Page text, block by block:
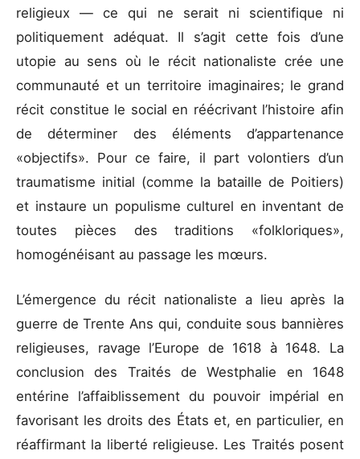
religieux — ce qui ne serait ni scientifique ni
politiquement adéquat. Il s’agit cette fois d’une
utopie au sens où le récit nationaliste crée une
communauté et un territoire imaginaires; le grand
récit constitue le social en réécrivant l’histoire afin
de déterminer des éléments d’appartenance
«objectifs». Pour ce faire, il part volontiers d’un
traumatisme initial (comme la bataille de Poitiers)
et instaure un populisme culturel en inventant de
toutes pièces des traditions «folkloriques»,
homogénéisant au passage les mœurs.
L’émergence du récit nationaliste a lieu après la
guerre de Trente Ans qui, conduite sous bannières
religieuses, ravage l’Europe de 1618 à 1648. La
conclusion des Traités de Westphalie en 1648
entérine l’affaiblissement du pouvoir impérial en
favorisant les droits des États et, en particulier, en
réaffirmant la liberté religieuse. Les Traités posent